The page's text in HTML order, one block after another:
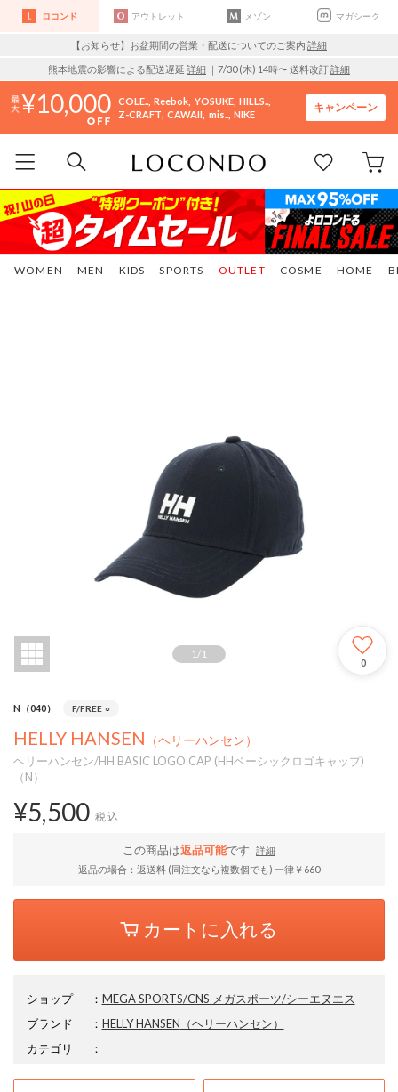
ロコンド アウトレット メゾン マガシーク
【お知らせ】お盆期間の営業・配送についてのご案内 詳細
熊本地震の影響による配送遅延 詳細 ｜7/30 (木) 14時〜 送料改訂詳細
10,000 COLE.. Reebok YOSUKE HILLS..
Z-CRAFT CAWAII mis.. NIKE
キャンペーン
WOMEN MEN KIDS SPORTS COSME HOME
OUTLET
1 /1
0
N（040） F/FREE ○
HELLY HANSEN （ヘリーハンセン）
ヘリーハンセン/HH BASIC LOGO CAP (HHベーシックロゴキャップ)
（N）
¥5,500 税込
この商品は返品可能です
詳細
返品の場合：返送料 (同注文なら複数個でも) 一律￥660
カートに入れる
ショップ ： MEGA SPORTS/CNS メガスポーツ/シーエヌエス
ブランド
： HELLY HANSEN （ヘリーハンセン）
カテゴリ
：